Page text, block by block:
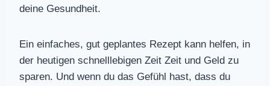
deine Gesundheit.
Ein einfaches, gut geplantes Rezept kann helfen, in
der heutigen schnelllebigen Zeit Zeit und Geld zu
sparen. Und wenn du das Gefühl hast, dass du